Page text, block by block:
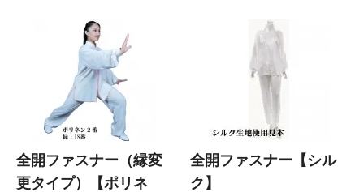
全開ファスナー（縁変
更タイプ）【ポリネ
全開ファスナー【シル
ク】